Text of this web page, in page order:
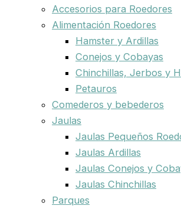
Accesorios para Roedores
Alimentación Roedores
Hamster y Ardillas
Conejos y Cobayas
Chinchillas, Jerbos y
Petauros
Comederos y bebederos
Jaulas
Jaulas Pequeños
Jaulas Ardillas
Jaulas Conejos y
Jaulas Chinchillas
Parques